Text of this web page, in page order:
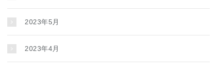
2023年5月
2023年4月